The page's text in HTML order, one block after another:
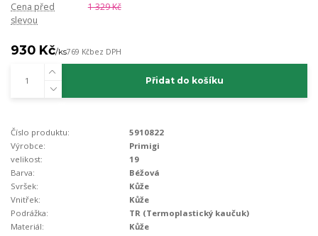
Cena před
slevou
1 329 Kč
930 Kč/ks769 Kčbez DPH
Přidat do košíku
Číslo produktu:
5910822
Výrobce:
Primigi
velikost:
19
Barva:
Béžová
Svršek:
Kůže
Vnitřek:
Kůže
Podrážka:
TR (Termoplastický kaučuk)
Materiál:
Kůže